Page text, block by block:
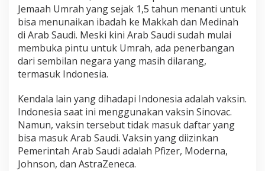
Jemaah Umrah yang sejak 1,5 tahun menanti untuk
bisa menunaikan ibadah ke Makkah dan Medinah
di Arab Saudi. Meski kini Arab Saudi sudah mulai
membuka pintu untuk Umrah, ada penerbangan
dari sembilan negara yang masih dilarang,
termasuk Indonesia.
Kendala lain yang dihadapi Indonesia adalah vaksin.
Indonesia saat ini menggunakan vaksin Sinovac.
Namun, vaksin tersebut tidak masuk daftar yang
bisa masuk Arab Saudi. Vaksin yang diizinkan
Pemerintah Arab Saudi adalah Pfizer, Moderna,
Johnson, dan AstraZeneca.